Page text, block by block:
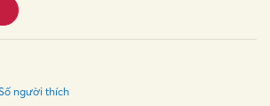
người thích